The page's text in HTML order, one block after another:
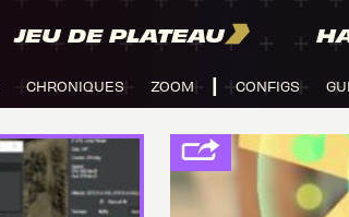
JEU DE PLATEAU
CHRONIQUES ZOOM CONFIGS